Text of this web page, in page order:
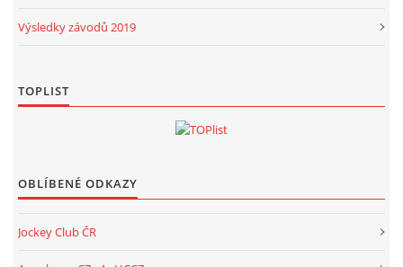
Výsledky závodů 2019
TOPLIST
OBLÍBENÉ ODKAZY
Jockey Club ČR